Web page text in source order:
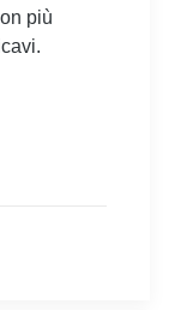
più